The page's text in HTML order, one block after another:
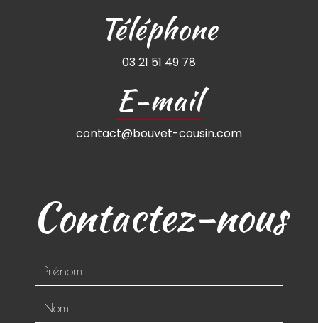
Téléphone
03 21 51 49 78
E-mail
contact@bouvet-cousin.com
Contactez-nous